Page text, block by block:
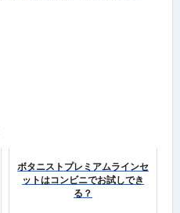
ボタニストプレミアムラインセ
ットはコンビニでお試しでき
る？